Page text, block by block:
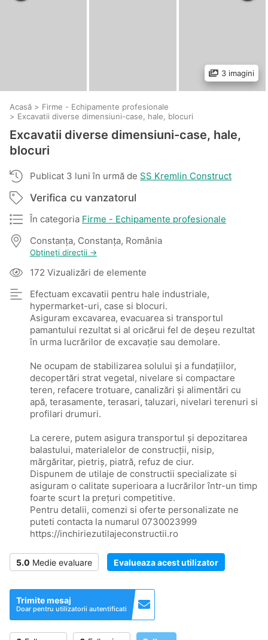
3 imagini
Acasă > Firme - Echipamente profesionale
> Excavatii diverse dimensiuni-case, hale, blocuri
Excavatii diverse dimensiuni-case, hale,
blocuri
Publicat 3 luni în urmă de SS Kremlin Construct
Verifica cu vanzatorul
În categoria Firme - Echipamente profesionale
Constanţa, Constanța, România
Obțineți direcții →
172 Vizualizări de elemente
Efectuam excavatii pentru hale industriale,
hypermarket-uri, case si blocuri.
Asiguram excavarea, evacuarea si transportul
pamantului rezultat si al oricărui fel de deșeu rezultat
în urma lucrărilor de excavație sau demolare.
Ne ocupam de stabilizarea solului și a fundațiilor,
decopertări strat vegetal, nivelare si compactare
teren, refacere trotuare, canalizări și alimentări cu
apă, terasamente, terasari, taluzari, nivelari terenuri si
profilari drumuri.
La cerere, putem asigura transportul și depozitarea
balastului, materialelor de construcții, nisip,
mărgăritar, pietriș, piatră, refuz de ciur.
Dispunem de utilaje de constructii specializate si
asiguram o calitate superioara a lucrărilor într-un timp
foarte scurt la prețuri competitive.
Pentru detalii, comenzi si oferte personalizate ne
puteti contacta la numarul 0730023999
https://inchiriezutilajeconstructii.ro
5.0 Medie evaluare Evalueaza acest utilizator
Trimite mesaj
Doar pentru utilizatorii autentificati